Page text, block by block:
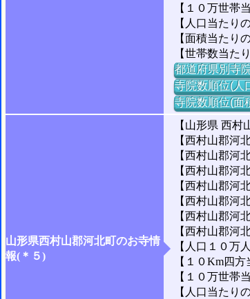
【１０万世帯
【人口当たり
【面積当たり
【世帯数当た
都道府県別寺
寺院数順位(人
寺院数順位(面
山形県西村山郡河北町のお寺情
報(＊５)
【山形県 西
【西村山郡河
【西村山郡河
【西村山郡河
【西村山郡河
【西村山郡河
【西村山郡河
【西村山郡河
【人口１０万
【１０Km四
【１０万世帯
【人口当たり